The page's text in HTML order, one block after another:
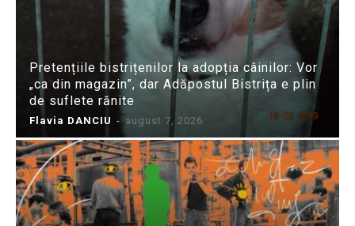
Pretențiile bistrițenilor la adopția câinilor: Vor
„ca din magazin”, dar Adăpostul Bistrița e plin
de suflete rănite
Flavia DANCIU - august 7, 2026